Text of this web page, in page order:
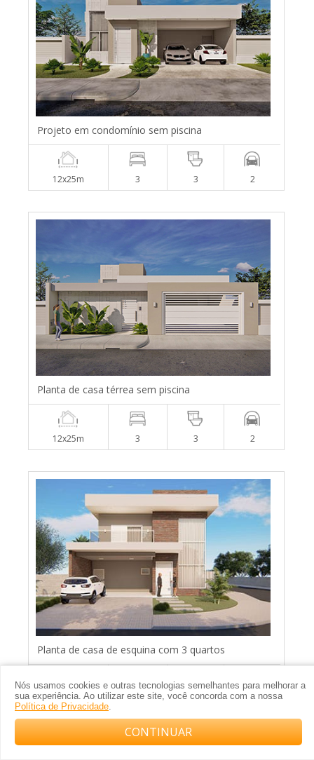
Nós usamos cookies e outras tecnologias semelhantes para melhorar a
sua experiência. Ao utilizar este site, você concorda com a nossa
Política de Privacidade.
CONTINUAR
Projeto em condomínio sem piscina
12x25m 3 3 2
Planta de casa térrea sem piscina
12x25m 3 3 2
Planta de casa de esquina com 3 quartos
12x25m 3 5 2
Compre com o arquiteto no WhatsApp